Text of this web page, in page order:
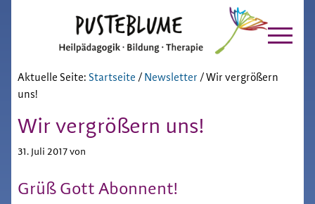
Hauptnavigation
content
Pusteblume
Chiemgau
Aktuelle Seite: Startseite / Newsletter /Wir vergrößern
uns!
Wir vergrößern uns!
31. Juli 2017von
Grüß Gott Abonnent!